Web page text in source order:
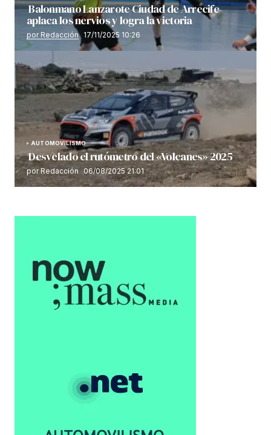
Balonmano Lanzarote Ciudad de Arrecife
aplaca los nervios y logra la victoria
por Redacción 17/11/2025 10:26
AUTOMOVILISMO
Desvelado el rutómetro del «Volcanes» 2025
por Redacción 06/08/2025 21:01